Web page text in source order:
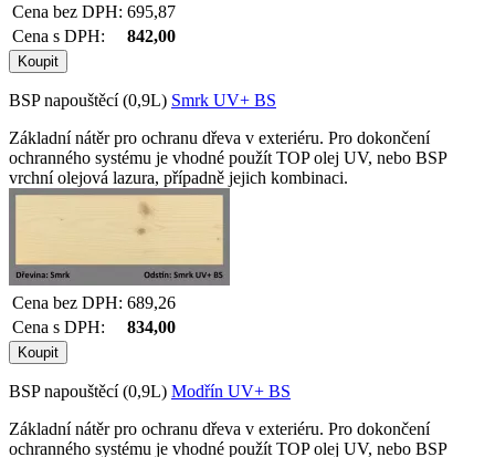
Cena bez DPH: 695,87
Cena s DPH:
842,00
BSP napouštěcí (0,9L) Smrk UV+ BS
Základní nátěr pro ochranu dřeva v exteriéru. Pro dokončení
ochranného systému je vhodné použít TOP olej UV, nebo BSP
vrchní olejová lazura, případně jejich kombinaci.
Cena bez DPH: 689,26
Cena s DPH:
834,00
BSP napouštěcí (0,9L) Modřín UV+ BS
Základní nátěr pro ochranu dřeva v exteriéru. Pro dokončení
ochranného systému je vhodné použít TOP olej UV, nebo BSP